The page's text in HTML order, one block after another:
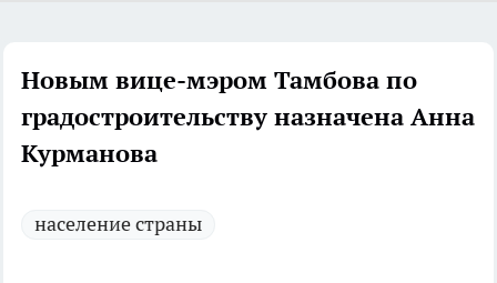
Новым вице-мэром Тамбова по
градостроительству назначена Анна
Курманова
население страны